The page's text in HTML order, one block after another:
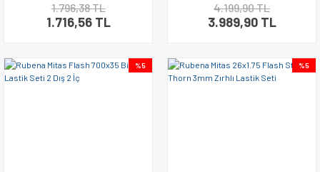
Oto
1.796,38 TL
1.716,56 TL
4.199,90 TL
3.989,90 TL
%5 %5